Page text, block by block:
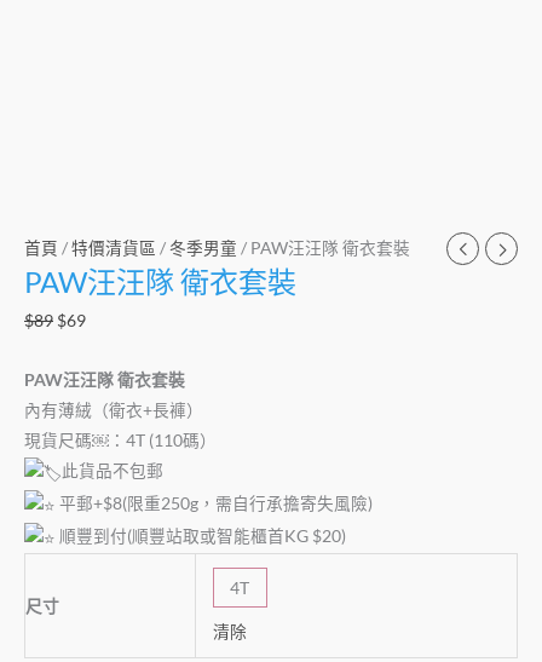
首頁 /特價清貨區 /冬季男童 / PAW汪汪隊 衛衣套裝
PAW汪汪隊 衛衣套裝
$89 $69
PAW汪汪隊 衛衣套裝
內有薄絨（衛衣+長褲）
現貨尺碼￼：4T (110碼）
此貨品不包郵
平郵+$8(限重250g，需自行承擔寄失風險)
順豐到付(順豐站取或智能櫃首KG $20)
尺寸
4T
清除